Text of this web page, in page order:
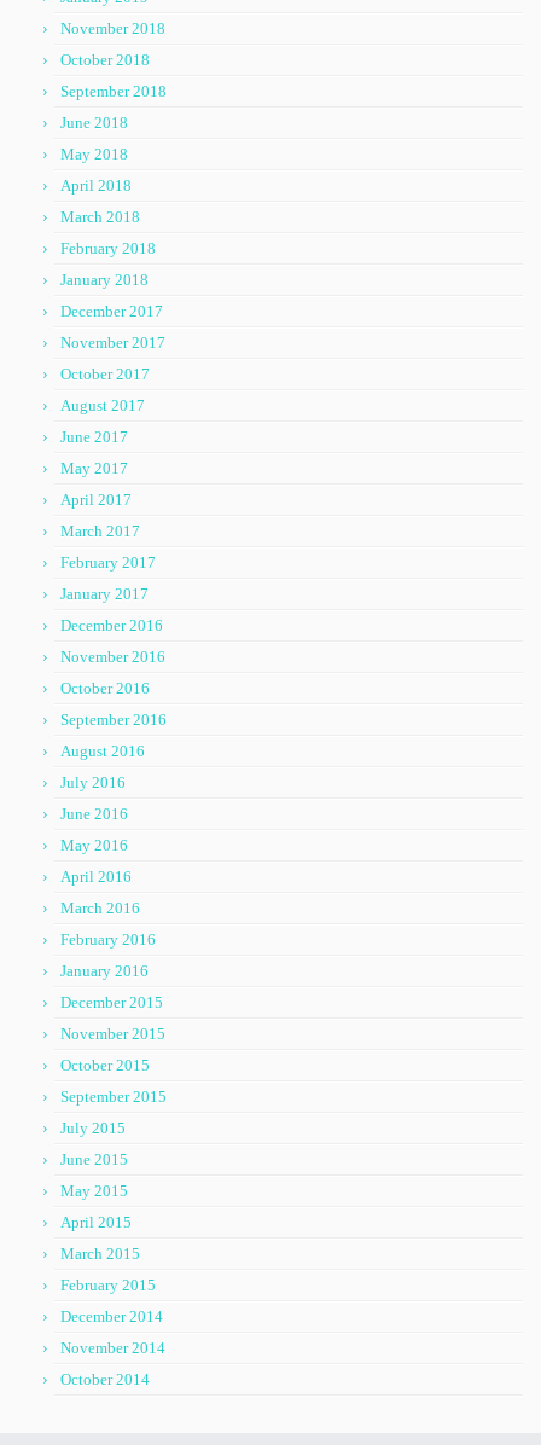
November 2018
October 2018
September 2018
June 2018
May 2018
April 2018
March 2018
February 2018
January 2018
December 2017
November 2017
October 2017
August 2017
June 2017
May 2017
April 2017
March 2017
February 2017
January 2017
December 2016
November 2016
October 2016
September 2016
August 2016
July 2016
June 2016
May 2016
April 2016
March 2016
February 2016
January 2016
December 2015
November 2015
October 2015
September 2015
July 2015
June 2015
May 2015
April 2015
March 2015
February 2015
December 2014
November 2014
October 2014